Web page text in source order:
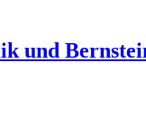
und